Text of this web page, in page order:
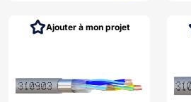
Ajouter à mon projet